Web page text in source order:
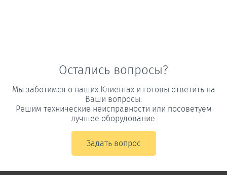
Остались вопросы?
Мы заботимся о наших Клиентах и готовы ответить на
Ваши вопросы.
Решим технические неисправности или посоветуем
лучшее оборудование.
Задать вопрос